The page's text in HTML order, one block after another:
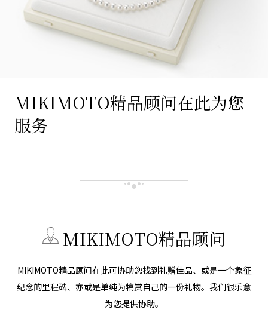
MIKIMOTO精品顾问在此为您
服务
MIKIMOTO精品顾问
MIKIMOTO精品顾问在此可协助您找到礼赠佳品、或是一个象征
纪念的里程碑、亦或是单纯为犒赏自己的一份礼物。我们很乐意
为您提供协助。